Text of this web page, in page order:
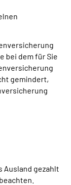
bei dem für Sie
gemindert,
Ausland gezahlt